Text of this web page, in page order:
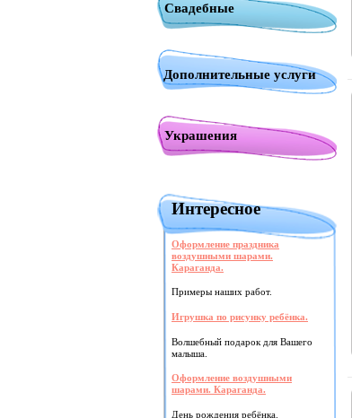
Свадебные
Дополнительные услуги
Украшения
Интересное
Оформление праздника
воздушными шарами.
Караганда.
Примеры наших работ.
Игрушка по рисунку ребёнка.
Волшебный подарок для Вашего
малыша.
Оформление воздушными
шарами. Караганда.
День рождения ребёнка.